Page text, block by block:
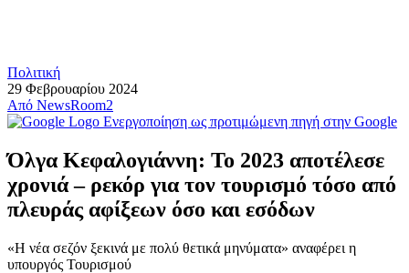
Πολιτική
29 Φεβρουαρίου 2024
Από NewsRoom2
Ενεργοποίηση ως προτιμώμενη πηγή στην Google
Όλγα Κεφαλογιάννη: Το 2023 αποτέλεσε
χρονιά – ρεκόρ για τον τουρισμό τόσο από
πλευράς αφίξεων όσο και εσόδων
«Η νέα σεζόν ξεκινά με πολύ θετικά μηνύματα» αναφέρει η
υπουργός Τουρισμού